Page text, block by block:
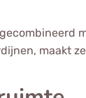
maakt